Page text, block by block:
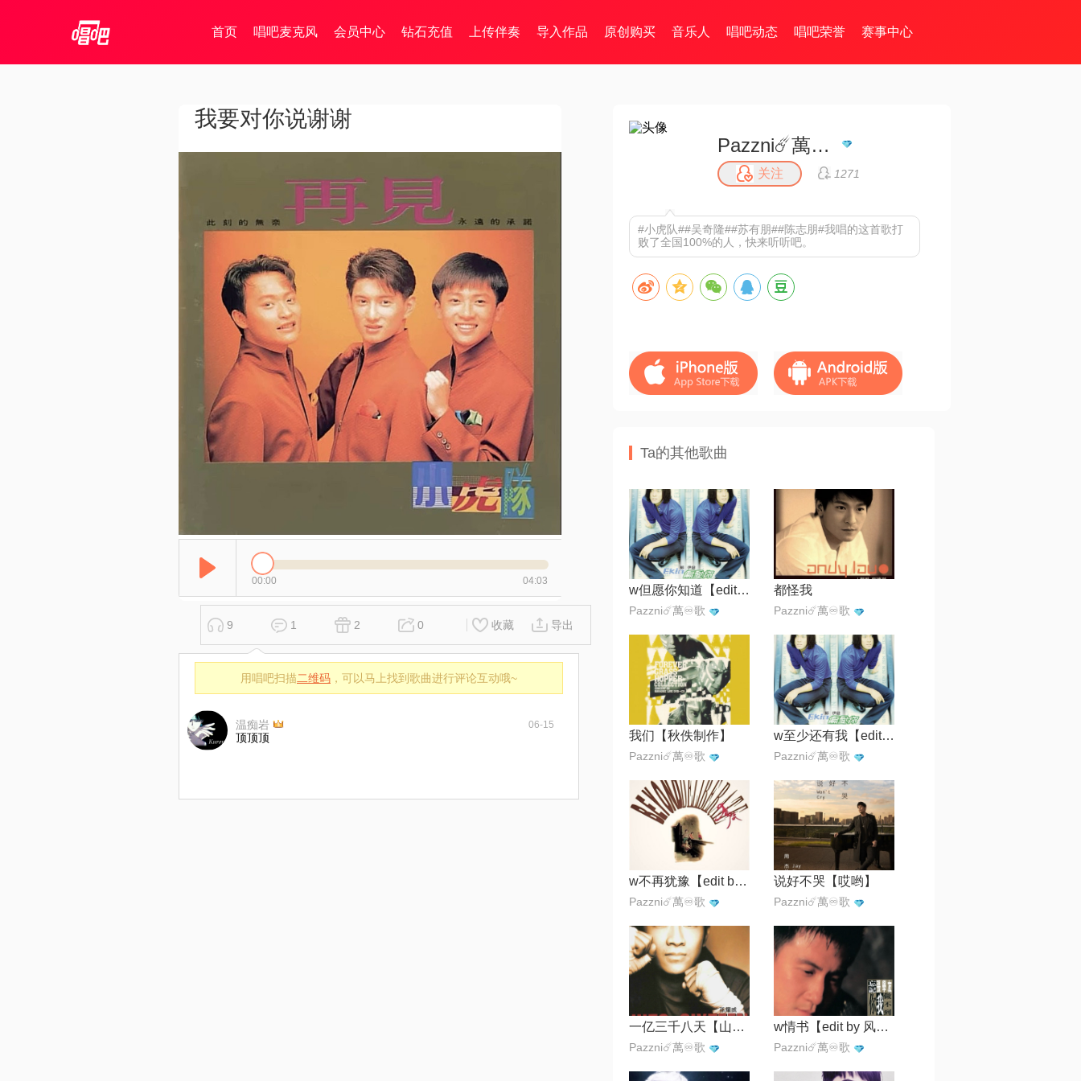
首页 唱吧麦克风 会员中心 钻石充值 上传伴奏 导入作品 原创购买 音乐人 唱吧动态 唱吧荣誉 赛事中心
我要对你说谢谢
00:00 04:03
9 1 2 0 收藏 导出
用唱吧扫描二维码 ，可以马上找到歌曲进行评论互动哦~
温痴岩 06-15
顶顶顶
Pazzni☄️萬♾️歌
关注 1271
#小虎队##吴奇隆##苏有朋##陈志朋#我唱的这首歌打
败了全国100%的人，快来听听吧。
Ta的其他歌曲
w但愿你知道【edit by 风中】
Pazzni☄️萬♾️歌
都怪我
Pazzni☄️萬♾️歌
我们【秋佚制作】
Pazzni☄️萬♾️歌
w至少还有我【edit by 风中】
Pazzni☄️萬♾️歌
w不再犹豫【edit by 风中】
Pazzni☄️萬♾️歌
说好不哭【哎哟】
Pazzni☄️萬♾️歌
一亿三千八天【山贼】
Pazzni☄️萬♾️歌
w情书【edit by 风中】
Pazzni☄️萬♾️歌